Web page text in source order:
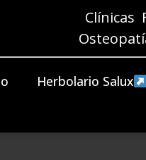
Clínicas
Herbolario Salux